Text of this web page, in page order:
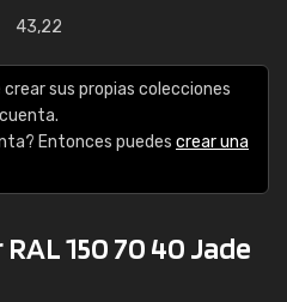
43,22
sus propias colecciones
Entonces puedes crear una
150 70 40 Jade